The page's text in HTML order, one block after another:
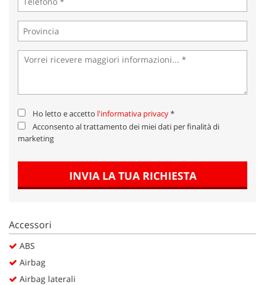
Ho letto e accetto l'informativa privacy*
Acconsento al trattamento dei miei dati per finalità di
marketing
INVIA LA TUA RICHIESTA
Accessori
ABS
Airbag
Airbag laterali
Cookie per il miglioramento dell'esperienza utente
Cookie analitici
Cookie di marketing
Leggi
la
cookie
policy
Salva
impostazioni